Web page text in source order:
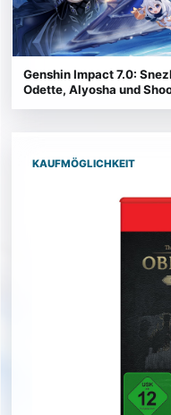
Genshin Impact 7.0:
Odette, Alyosha und
KAUFMÖGLICHKEIT